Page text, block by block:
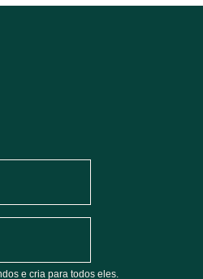
e cria para todos eles.